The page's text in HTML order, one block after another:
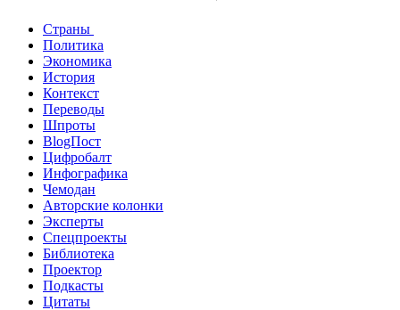
Страны
Политика
Экономика
История
Контекст
Переводы
Шпроты
BlogПост
Цифробалт
Инфографика
Чемодан
Авторские колонки
Эксперты
Спецпроекты
Библиотека
Проектор
Подкасты
Цитаты